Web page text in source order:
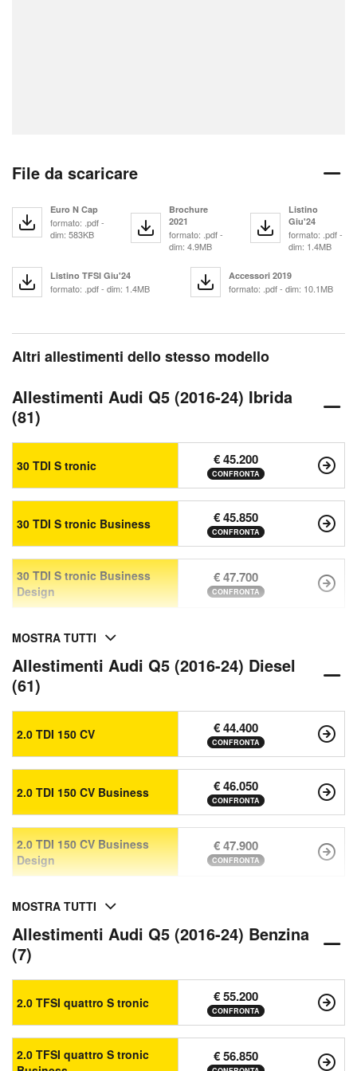
File da scaricare
Euro N Cap
formato: .pdf -
dim: 583KB
Brochure
2021
formato: .pdf -
dim: 4.9MB
Listino
Giu'24
formato: .pdf -
dim: 1.4MB
Listino TFSI Giu'24
formato: .pdf - dim: 1.4MB
Accessori 2019
formato: .pdf - dim: 10.1MB
Altri allestimenti dello stesso modello
Allestimenti Audi Q5 (2016-24) Ibrida
(81)
30 TDI S tronic € 45.200
CONFRONTA
30 TDI S tronic Business € 45.850
CONFRONTA
30 TDI S tronic Business
Design
€ 47.700
CONFRONTA
MOSTRA TUTTI
Allestimenti Audi Q5 (2016-24) Diesel
(61)
2.0 TDI 150 CV € 44.400
CONFRONTA
2.0 TDI 150 CV Business € 46.050
CONFRONTA
2.0 TDI 150 CV Business
Design
€ 47.900
CONFRONTA
MOSTRA TUTTI
Allestimenti Audi Q5 (2016-24) Benzina
(7)
2.0 TFSI quattro S tronic € 55.200
CONFRONTA
2.0 TFSI quattro S tronic
€ 56.850